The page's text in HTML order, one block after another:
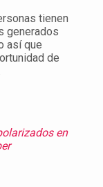
tienen
generados
así que
de
en